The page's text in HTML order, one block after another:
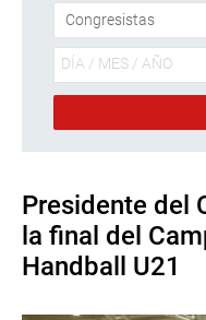
Presidente del
la final del
Handball U21